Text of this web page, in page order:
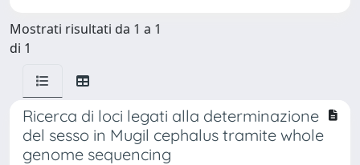
Mostrati risultati da 1 a 1
di 1
Ricerca di loci legati alla determinazione
del sesso in Mugil cephalus tramite whole
genome sequencing